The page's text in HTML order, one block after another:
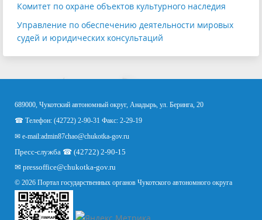
Комитет по охране объектов культурного наследия
Управление по обеспечению деятельности мировых
судей и юридических консультаций
689000, Чукотский автономный округ, Анадырь, ул. Беринга, 20
☎ Телефон: (42722) 2-90-31 Факс: 2-29-19
✉ e-mail:admin87chao@chukotka-gov.ru
Пресс-служба ☎ (42722) 2-90-15
✉ pressoffice@chukotka-gov.ru
© 2026 Портал государственных органов Чукотского автономного округа